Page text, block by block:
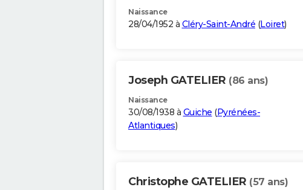
Naissance
28/04/1952 à Cléry-Saint-André (Loiret)
Joseph GATELIER (86 ans)
Naissance
30/08/1938 à Guiche (Pyrénées-
Atlantiques)
Christophe GATELIER (57 ans)